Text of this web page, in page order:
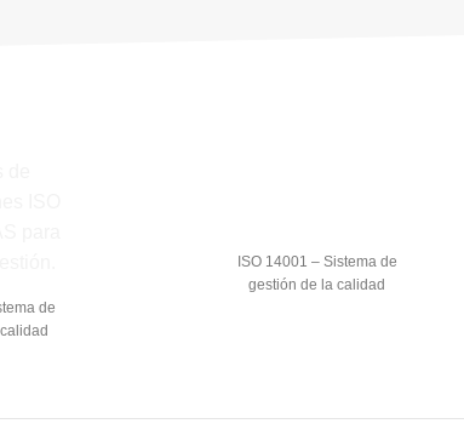
de
ISO 14001 – Sistema de
gestión de la calidad